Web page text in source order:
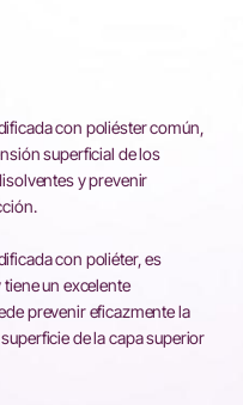
con poliéster común,
superficial de los
y prevenir
con poliéter, es
un excelente
prevenir eficazmente la
de la capa superior